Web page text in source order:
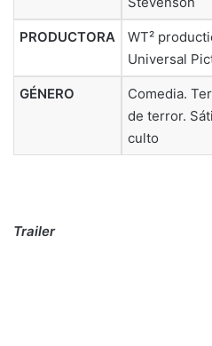
PRODUCTORA
WT²
Universal
GÉNERO
Comedia.
de terror.
culto
Trailer